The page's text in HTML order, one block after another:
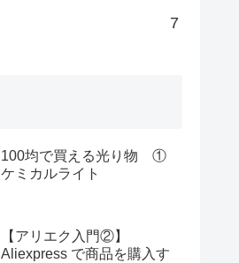
7
100均で買える光り物 ①
ケミカルライト
【アリエク入門②】
Aliexpress で商品を購入す